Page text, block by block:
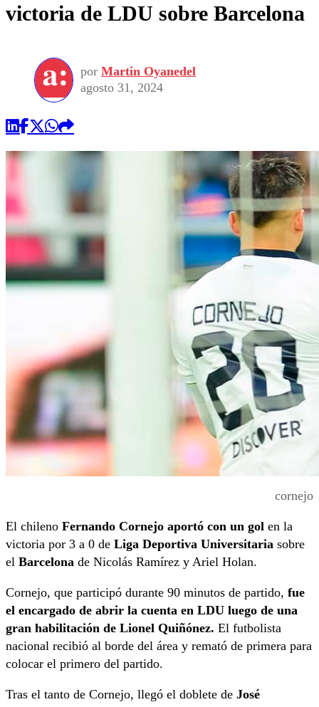
victoria de LDU sobre Barcelona
por Martin Oyanedel
agosto 31, 2024
cornejo
El chileno Fernando Cornejo aportó con un gol en la
victoria por 3 a 0 de Liga Deportiva Universitaria sobre
el Barcelona de Nicolás Ramírez y Ariel Holan.
Cornejo, que participó durante 90 minutos de partido, fue
el encargado de abrir la cuenta en LDU luego de una
gran habilitación de Lionel Quiñónez. El futbolista
nacional recibió al borde del área y remató de primera para
colocar el primero del partido.
Tras el tanto de Cornejo, llegó el doblete de José